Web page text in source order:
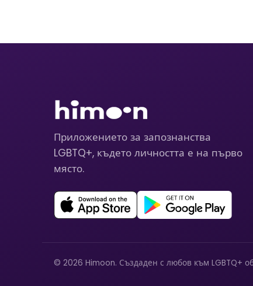
Приложението за запознанства
LGBTQ+, където личността е на първо
място.
© 2026 Himoon. Създаден с любов към LGBTQ+